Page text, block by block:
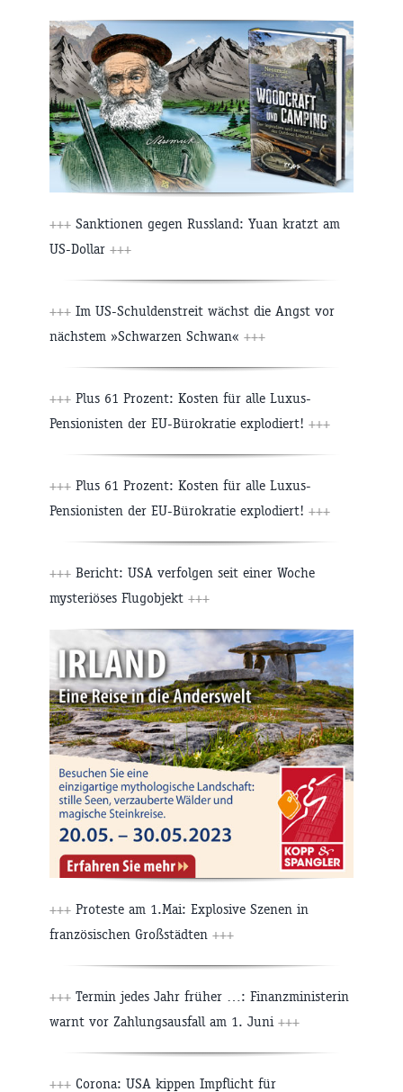
+++ Sanktionen gegen Russland: Yuan kratzt am
US-Dollar +++
+++ Im US-Schuldenstreit wächst die Angst vor
nächstem »Schwarzen Schwan« +++
+++ Plus 61 Prozent: Kosten für alle Luxus-
Pensionisten der EU-Bürokratie explodiert! +++
+++ Plus 61 Prozent: Kosten für alle Luxus-
Pensionisten der EU-Bürokratie explodiert! +++
+++ Bericht: USA verfolgen seit einer Woche
mysteriöses Flugobjekt +++
+++ Proteste am 1.Mai: Explosive Szenen in
französischen Großstädten +++
+++ Termin jedes Jahr früher …: Finanzministerin
warnt vor Zahlungsausfall am 1. Juni +++
+++ Corona: USA kippen Impflicht für